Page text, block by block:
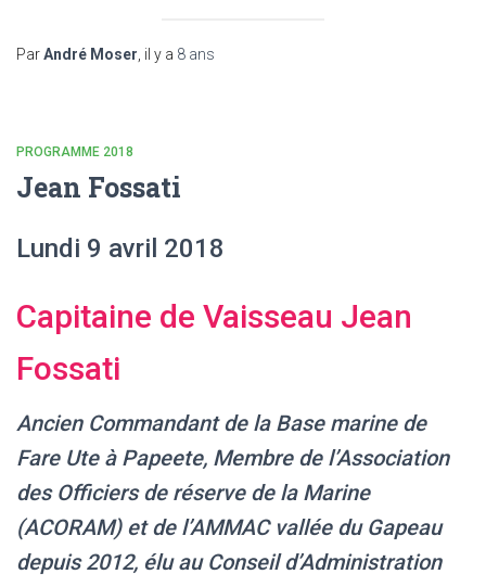
ParAndré Moser , il y a 8 ans
PROGRAMME 2018
Jean Fossati
Lundi 9 avril 2018
Capitaine de Vaisseau Jean
Fossati
Ancien Commandant de la Base marine de
Fare Ute à Papeete, Membre de l’Association
des Officiers de réserve de la Marine
(ACORAM) et de l’AMMAC vallée du Gapeau
depuis 2012, élu au Conseil d’Administration